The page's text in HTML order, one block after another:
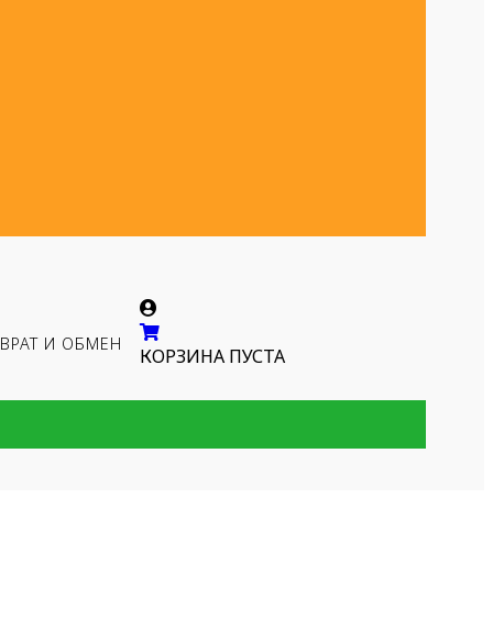
И ОБМЕН
КОРЗИНА ПУСТА